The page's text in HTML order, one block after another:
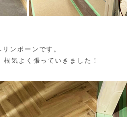
ンボーンです。
気よく張っていきました！